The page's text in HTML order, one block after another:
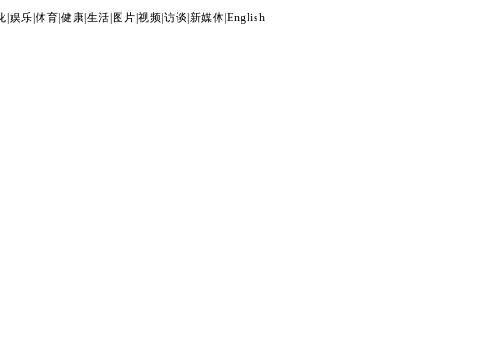
娱乐 体育 健康 生活 图片 视频 访谈 新媒体 English